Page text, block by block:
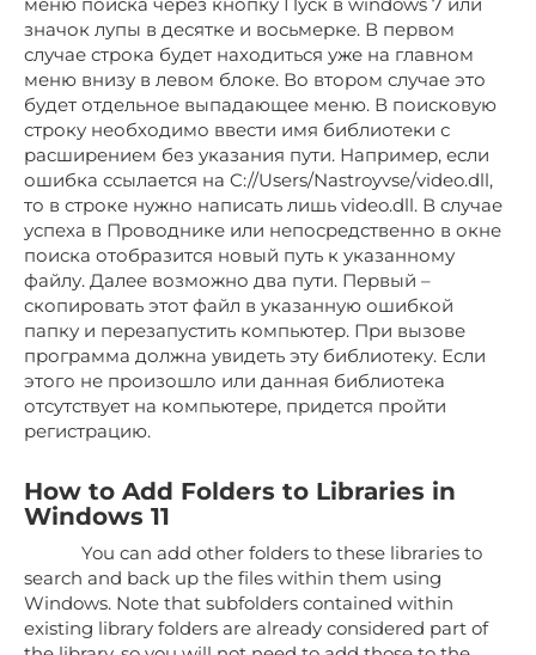
значок лупы в десятке и восьмерке. В первом
случае строка будет находиться уже на главном
меню внизу в левом блоке. Во втором случае это
будет отдельное выпадающее меню. В поисковую
строку необходимо ввести имя библиотеки с
расширением без указания пути. Например, если
ошибка ссылается на C://Users/Nastroyvse/video.dll,
то в строке нужно написать лишь video.dll. В случае
успеха в Проводнике или непосредственно в окне
поиска отобразится новый путь к указанному
файлу. Далее возможно два пути. Первый –
скопировать этот файл в указанную ошибкой
папку и перезапустить компьютер. При вызове
программа должна увидеть эту библиотеку. Если
этого не произошло или данная библиотека
отсутствует на компьютере, придется пройти
регистрацию.
How to Add Folders to Libraries in
Windows 11
You can add other folders to these libraries to
search and back up the files within them using
Windows. Note that subfolders contained within
existing library folders are already considered part of